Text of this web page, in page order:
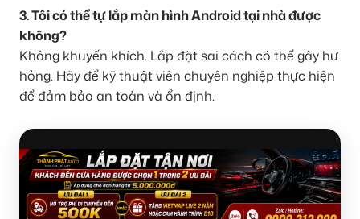
3. Tôi có thể tự lắp màn hình Android tại nhà được
không?
Không khuyến khích. Lắp đặt sai cách có thể gây hư
hỏng. Hãy để kỹ thuật viên chuyên nghiệp thực hiện
để đảm bảo an toàn và ổn định.